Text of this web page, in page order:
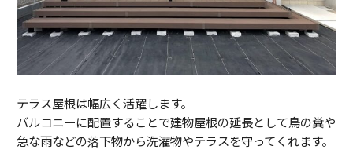
テラス屋根は幅広く活躍します。
バルコニーに配置することで建物屋根の延長として鳥の糞や
急な雨などの落下物から洗濯物やテラスを守ってくれます。